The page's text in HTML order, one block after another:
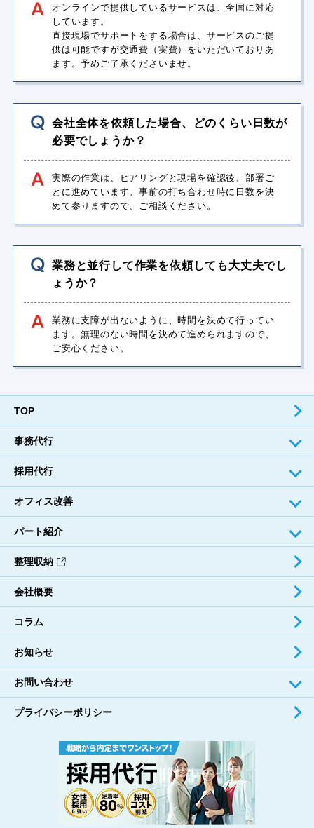
オンラインで提供しているサービスは、全国に対応
しています。
直接現場でサポートをする場合は、サービスのご提
供は可能ですが交通費（実費）をいただいておりあ
ます。予めご了承くださいませ。
会社全体を依頼した場合、どのくらい⽇数が
必要でしょうか？
実際の作業は、ヒアリングと現場を確認後、部署ご
とに進めています。事前の打ち合わせ時に⽇数を決
めて参りますので、ご相談ください。
業務と並⾏して作業を依頼しても⼤丈夫でし
ょうか？
業務に⽀障が出ないように、時間を決めて⾏ってい
ます。無理のない時間を決めて進められますので、
ご安⼼ください。
TOP
事務代⾏
採⽤代⾏
オフィス改善
パート紹介
整理収納
会社概要
コラム
お知らせ
お問い合わせ
プライバシーポリシー